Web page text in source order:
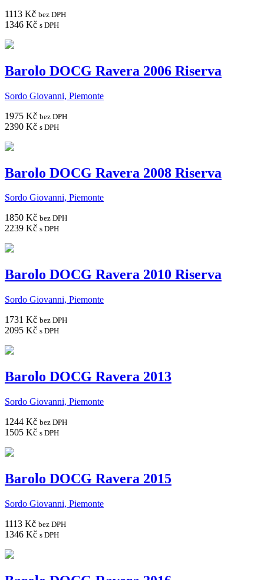
1113 Kč bez DPH
1346 Kč s DPH
Barolo DOCG Ravera 2006 Riserva
Sordo Giovanni, Piemonte
1975 Kč bez DPH
2390 Kč s DPH
Barolo DOCG Ravera 2008 Riserva
Sordo Giovanni, Piemonte
1850 Kč bez DPH
2239 Kč s DPH
Barolo DOCG Ravera 2010 Riserva
Sordo Giovanni, Piemonte
1731 Kč bez DPH
2095 Kč s DPH
Barolo DOCG Ravera 2013
Sordo Giovanni, Piemonte
1244 Kč bez DPH
1505 Kč s DPH
Barolo DOCG Ravera 2015
Sordo Giovanni, Piemonte
1113 Kč bez DPH
1346 Kč s DPH